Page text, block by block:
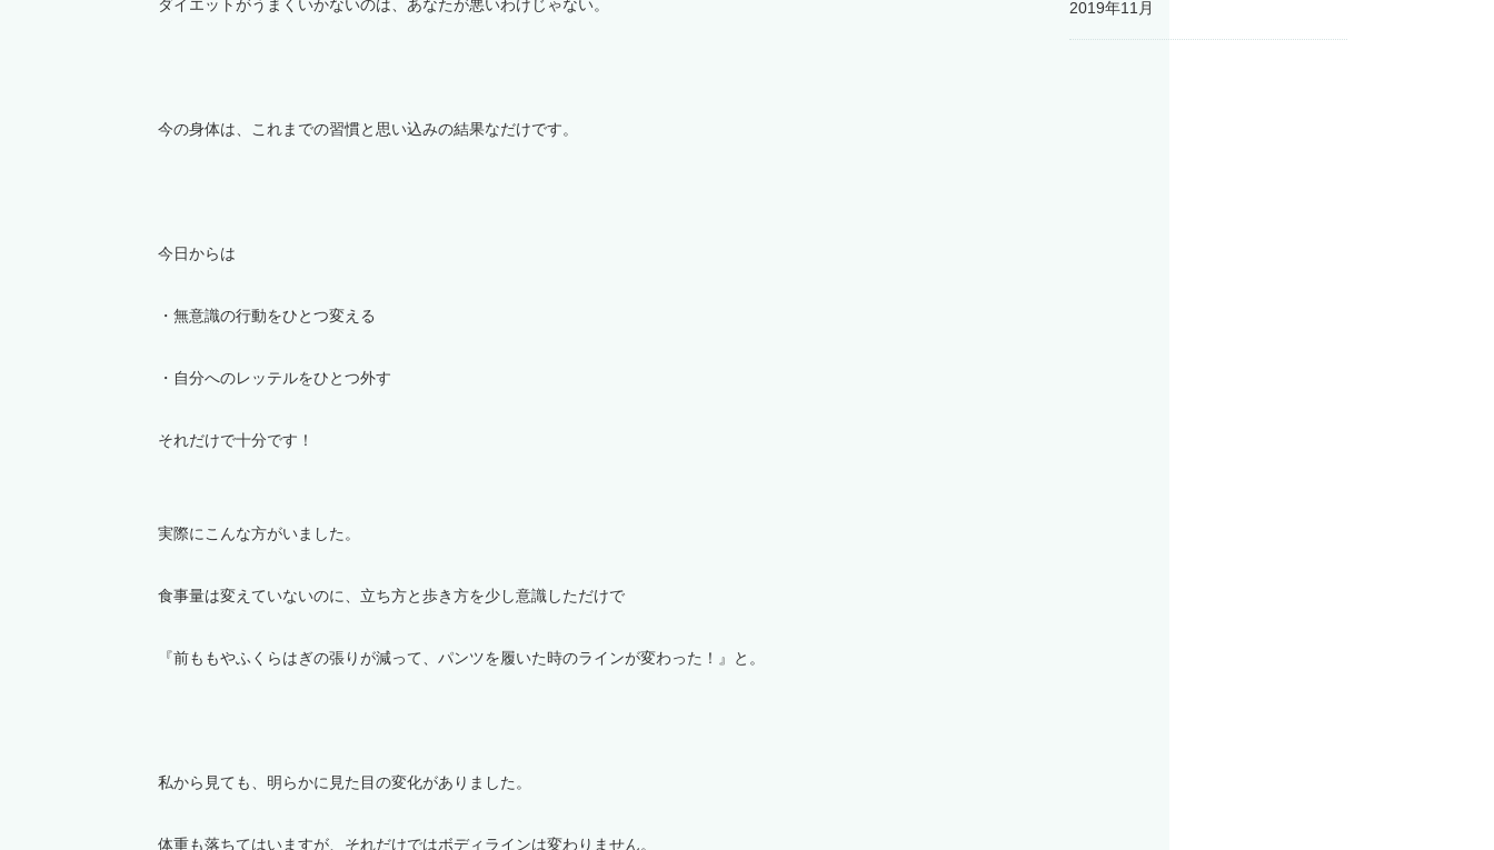
ダイエットがうまくいかないのは、 あなたが悪いわけじゃない。
今の身体は、 これまでの習慣と思い込みの結果なだけです。
今日からは
・無意識の行動をひとつ変える
・自分へのレッテルをひとつ外す
それだけで十分です！
実際にこんな方がいました。
食事量は変えていないのに、立ち方と歩き方を少し意識しただけで
『前ももやふくらはぎの張りが減って、パンツを履いた時のラインが変わった！』と。
私から見ても、明らかに見た目の変化がありました。
体重も落ちてはいますが、それだけではボディラインは変わりません。
2019年11月